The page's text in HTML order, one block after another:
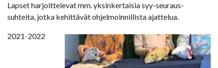
Lapset harjoittelevat mm. yksinkertaisia syy-seuraus-
suhteita, jotka kehittävät ohjelmoinnillista ajattelua.
2021-2022